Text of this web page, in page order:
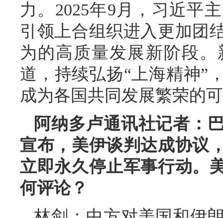
力。2025年9月，习近平
引领上合组织进入更加团
为的高质量发展新阶段
道，持续弘扬“上海精神”
成为各国共同发展繁荣的
阿纳多卢通讯社记者：
宣布，美伊谈判达成协议
立即永久停止军事行动。
何评论？